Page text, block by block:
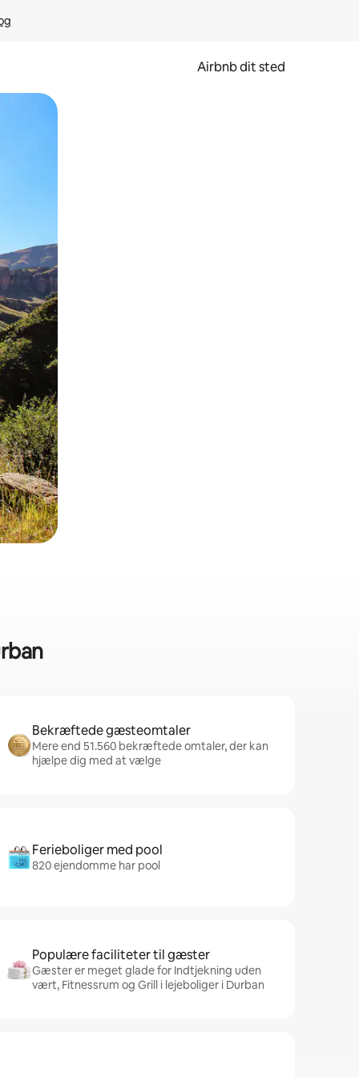
Airbnb dit sted
Bekræftede gæsteomtaler
Mere end 51.560 bekræftede omtaler, der kan
hjælpe dig med at vælge
Ferieboliger med pool
820 ejendomme har pool
Populære faciliteter til gæster
Gæster er meget glade for Indtjekning uden
vært, Fitnessrum og Grill i lejeboliger i Durban